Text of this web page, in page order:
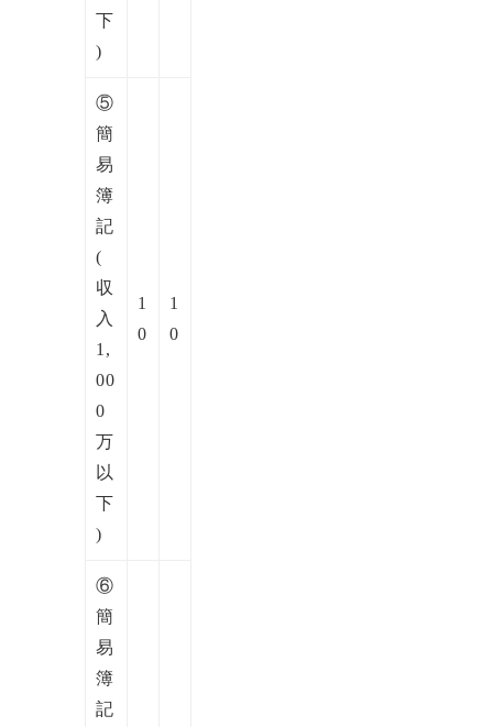
下
)
⑤
簡
易
簿
記
(
収
入
1,
00
0
万
以
下
)
1
0
1
0
⑥
簡
易
簿
記